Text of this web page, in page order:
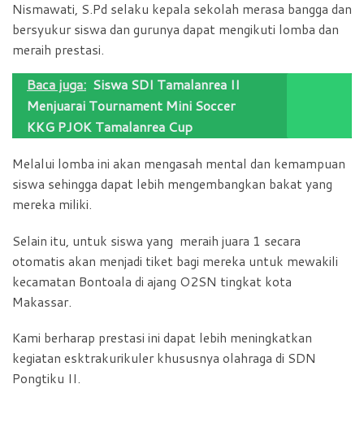
Nismawati, S.Pd selaku kepala sekolah merasa bangga dan
bersyukur siswa dan gurunya dapat mengikuti lomba dan
meraih prestasi.
Baca juga: Siswa SDI Tamalanrea II
Menjuarai Tournament Mini Soccer
KKG PJOK Tamalanrea Cup
Melalui lomba ini akan mengasah mental dan kemampuan
siswa sehingga dapat lebih mengembangkan bakat yang
mereka miliki.
Selain itu, untuk siswa yang meraih juara 1 secara
otomatis akan menjadi tiket bagi mereka untuk mewakili
kecamatan Bontoala di ajang O2SN tingkat kota
Makassar.
Kami berharap prestasi ini dapat lebih meningkatkan
kegiatan esktrakurikuler khususnya olahraga di SDN
Pongtiku II.